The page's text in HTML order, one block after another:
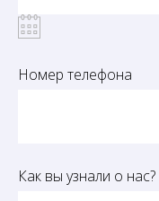
Номер телефона
Как вы узнали о нас?